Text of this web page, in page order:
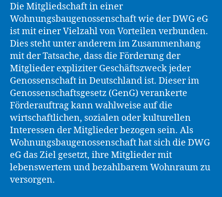
Die Mitgliedschaft in einer
Wohnungsbaugenossenschaft wie der DWG eG
ist mit einer Vielzahl von Vorteilen verbunden.
Dies steht unter anderem im Zusammenhang
mit der Tatsache, dass die Förderung der
Mitglieder expliziter Geschäftszweck jeder
Genossenschaft in Deutschland ist. Dieser im
Genossenschaftsgesetz (GenG) verankerte
Förderauftrag kann wahlweise auf die
wirtschaftlichen, sozialen oder kulturellen
Interessen der Mitglieder bezogen sein. Als
Wohnungsbaugenossenschaft hat sich die DWG
eG das Ziel gesetzt, ihre Mitglieder mit
lebenswertem und bezahlbarem Wohnraum zu
versorgen.